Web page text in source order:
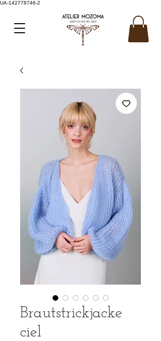
UA-142778746-2
Brautstrickjacke
ciel